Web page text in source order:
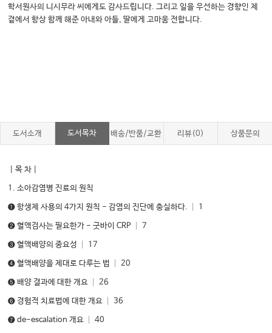
학서원사의 니시무라 씨에게도 감사드립니다. 그리고 일을 우선하는 경향인 제
곁에서 항상 함께 해준 아내와 아들, 딸에게 고마움 전합니다.
도서소개 도서목차 배송/반품/교환 리뷰(0) 상품문의
｜목 차｜
1. 소아감염병 진료의 원칙
❶ 항생제 사용의 4가지 원칙 - 감염의 진단에 충실하다. │ 1
❷ 혈액검사는 필요한가 - 굿바이 CRP │ 7
❸ 혈액배양의 중요성 │ 17
❹ 혈액배양을 제대로 다루는 법 │ 20
❺ 배양 결과에 대한 개요 │ 26
❻ 경험적 치료법에 대한 개요 │ 36
❼ de-escalation 개요 │ 40